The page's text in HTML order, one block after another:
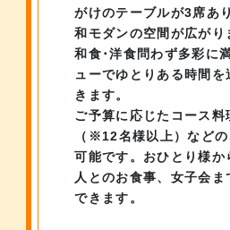
がけのテーブルが3席あり
和モダンの空間が広がり
和食･洋食問わず多彩に
ューでゆとりある時間を
きます。
ご予算に応じたコース料
（※12名様以上）などの
可能です。 おひとり様か
人とのお食事、 女子会ま
できます。